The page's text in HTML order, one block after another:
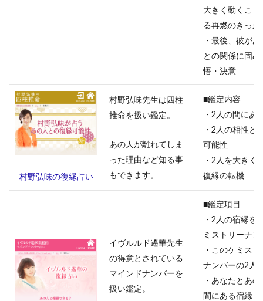
料
で
使
え
る
当
り
す
ー
ル
占
い
大きく動くこと
る再燃のきっか
・最後、彼が
との関係に固め
悟・決意
村野弘味の復縁占い
村野弘味先生は四柱
推命を扱い鑑定。
あの人が離れてしま
った理由など知る事
もできます。
■鑑定内容
・2人の間にあ
・2人の相性と
可能性
・2人を大きく
復縁の転機
イヴルルド遙華先生
の得意とされている
マインドナンバーを
扱い鑑定。
■鑑定項目
・2人の宿縁を
ミストリーナン
・このケミス
ナンバーの2人
・あなたとあ
間にある宿縁と